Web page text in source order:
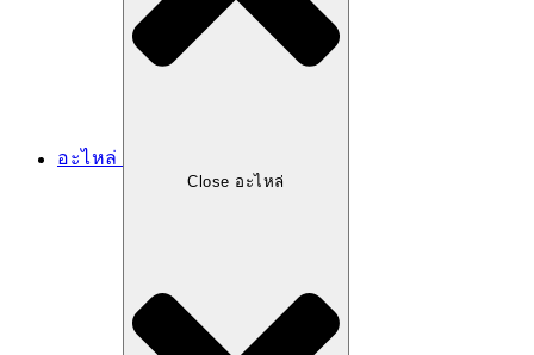
อะไหล่
Close อะไหล่